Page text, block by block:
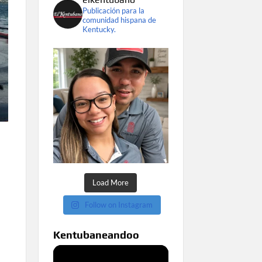
Publicación para la
comunidad hispana de
Kentucky.
Load More
Follow on Instagram
Kentubaneandoo